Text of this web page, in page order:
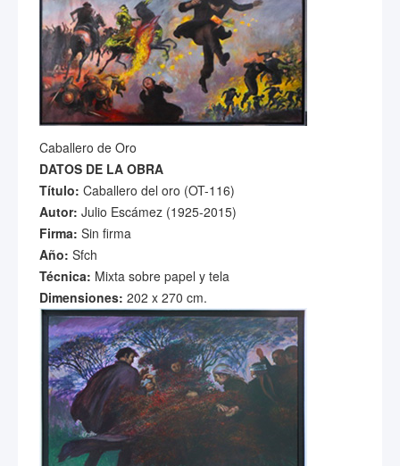
Caballero de Oro
DATOS DE LA OBRA
Título: Caballero del oro (OT-116)
Autor: Julio Escámez (1925-2015)
Firma: Sin firma
Año: Sfch
Técnica: Mixta sobre papel y tela
Dimensiones: 202 x 270 cm.